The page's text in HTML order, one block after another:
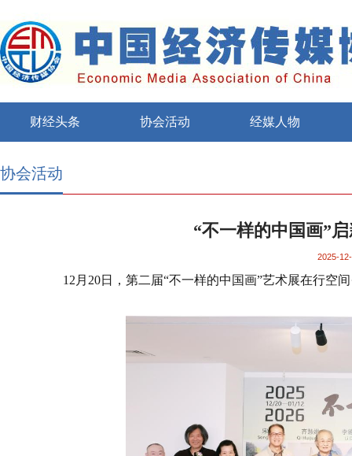
财经头条 协会活动 经媒人物
协会活动
“不一样的中国画”
2025-
12 月 20日，第二届“不一样的中国画”艺术展在行空